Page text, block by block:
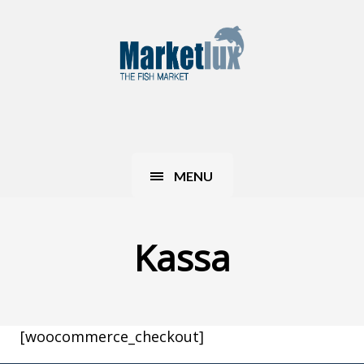
MENU
Kassa
[woocommerce_checkout]